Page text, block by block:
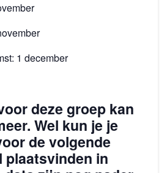
1 december
deze groep kan
Wel kun je je
de volgende
plaatsvinden in